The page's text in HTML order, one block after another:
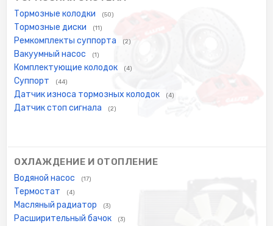
Тормозные колодки (50)
Тормозные диски (11)
Ремкомплекты суппорта (2)
Вакуумный насос (1)
Комплектующие колодок (4)
Суппорт (44)
Датчик износа тормозных колодок (4)
Датчик стоп сигнала (2)
ОХЛАЖДЕНИЕ И ОТОПЛЕНИЕ
Водяной насос (17)
Термостат (4)
Масляный радиатор (3)
Расширительный бачок (3)